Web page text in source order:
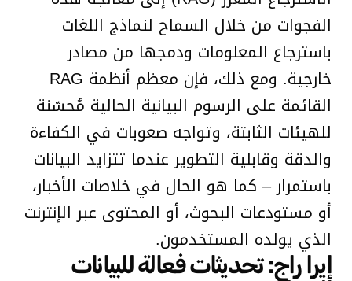
الفجوات من خلال السماح لنماذج اللغات
باسترجاع المعلومات ودمجها من مصادر
خارجية. ومع ذلك، فإن معظم أنظمة RAG
القائمة على الرسوم البيانية الحالية مُحسّنة
للهيئات الثابتة، وتواجه صعوبات في الكفاءة
والدقة وقابلية التطوير عندما تتزايد البيانات
باستمرار – كما هو الحال في خلاصات الأخبار،
أو مستودعات البحوث، أو المحتوى عبر الإنترنت
الذي يولده المستخدمون.
إيرا راج: تحديثات فعالة للبيانات